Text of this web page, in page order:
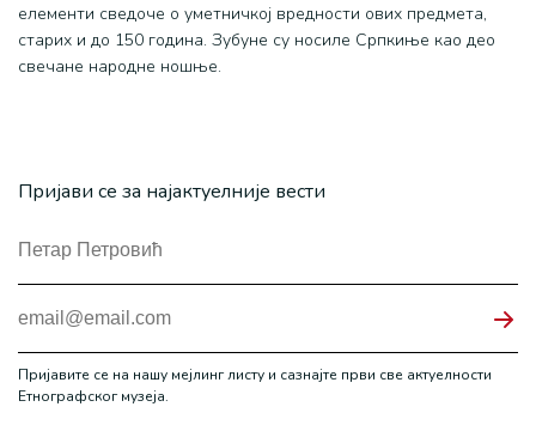
елементи сведоче о уметничкој вредности ових предмета,
старих и до 150 година. Зубуне су носиле Српкиње као део
свечане народне ношње.
Пријави се за најактуелније вести
Пријавите се на нашу мејлинг листу и сазнајте први све актуелности
Етнографског музеја.